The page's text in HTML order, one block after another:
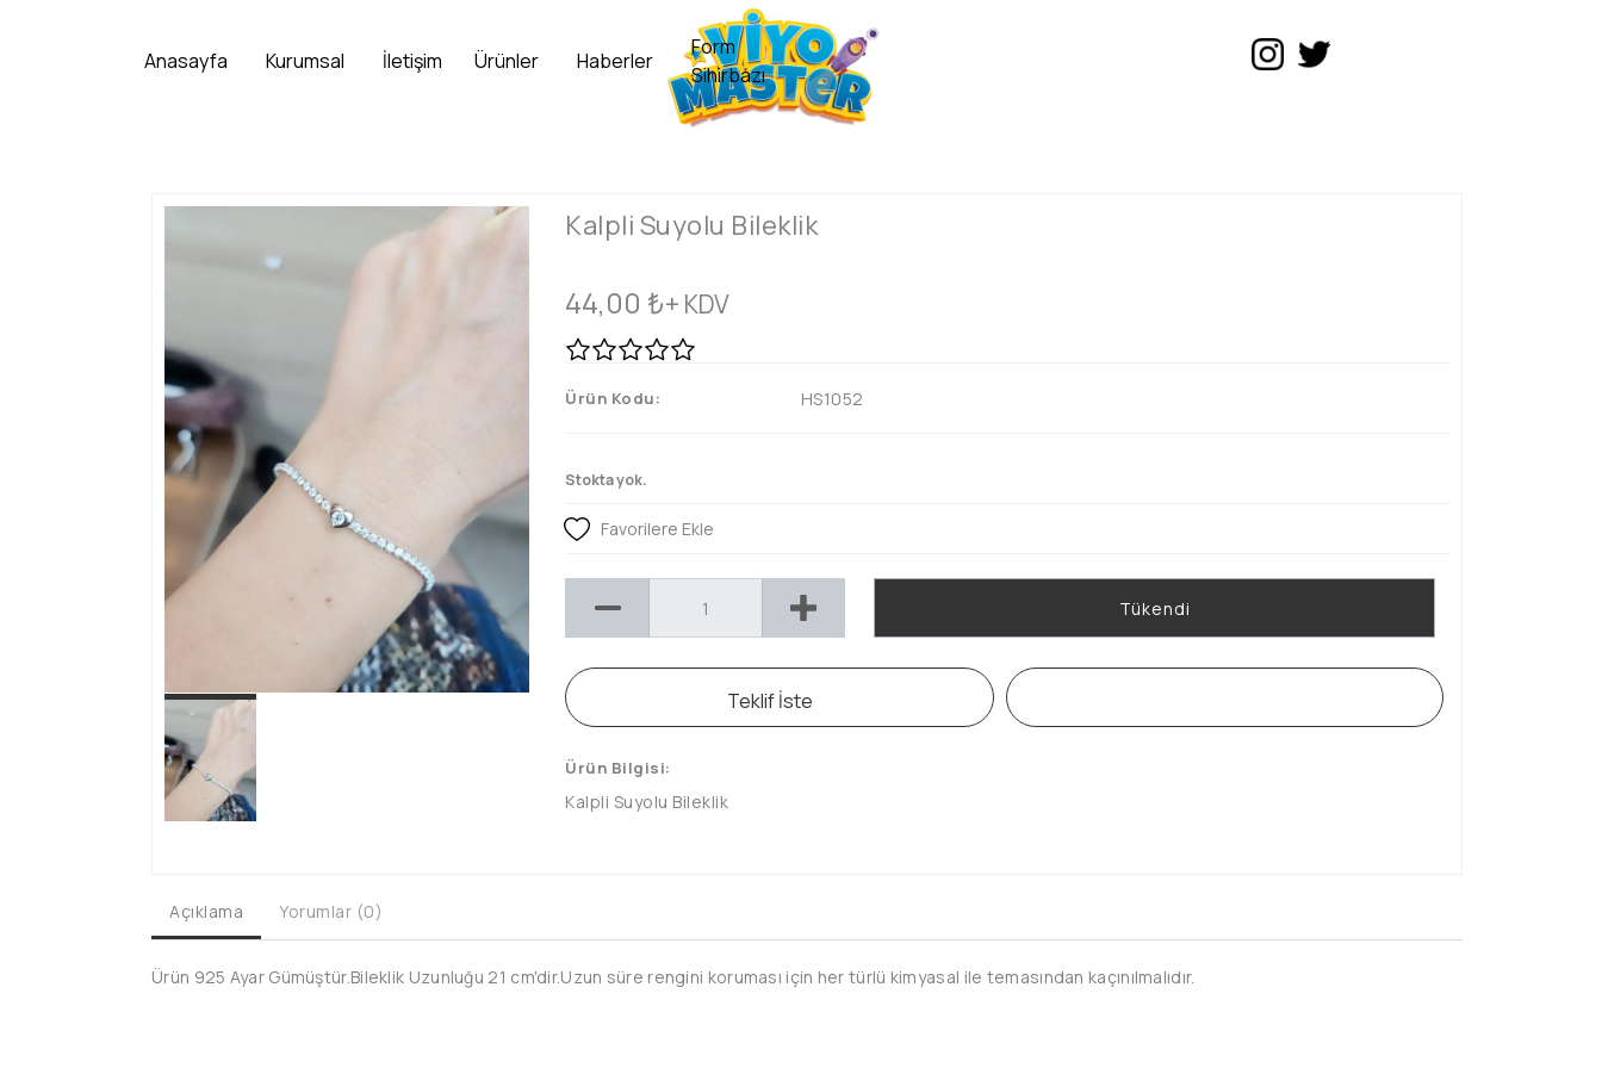
Kalpli Suyolu Bileklik
44,00 ₺+ KDV
Ürün Kodu: HS1052
Stokta yok.
Favorilere Ekle
Tükendi
Teklif İste
Ürün Bilgisi:
Kalpli Suyolu Bileklik
Açıklama Yorumlar (0)
Ürün 925 Ayar Gümüştür.Bileklik Uzunluğu 21 cm'dir.Uzun süre rengini koruması için her türlü kimyasal ile temasından kaçınılmalıdır.
Anasayfa Kurumsal İletişim Ürünler Haberler
Form
Sihirbazı